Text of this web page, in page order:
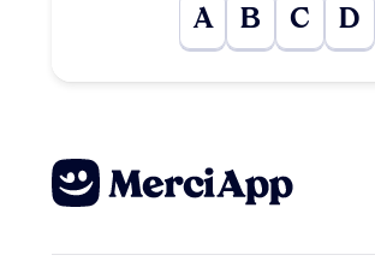
A B C D